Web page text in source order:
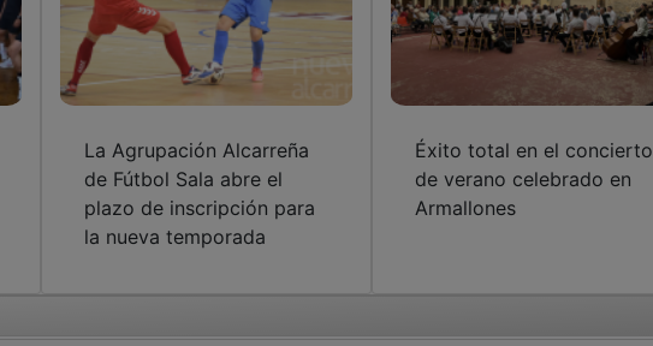
La Agrupación Alcarreña
de Fútbol Sala abre el
plazo de inscripción para
la nueva temporada
Éxito total en el concierto
de verano celebrado en
Armallones